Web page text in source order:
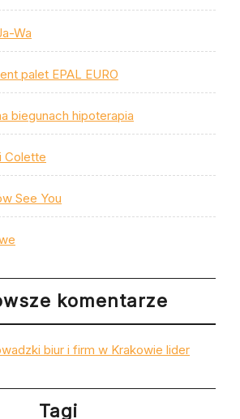
Wa
palet EPAL EURO
biegunach hipoterapia
Colette
See You
komentarze
biur i firm w Krakowie lider
Tagi